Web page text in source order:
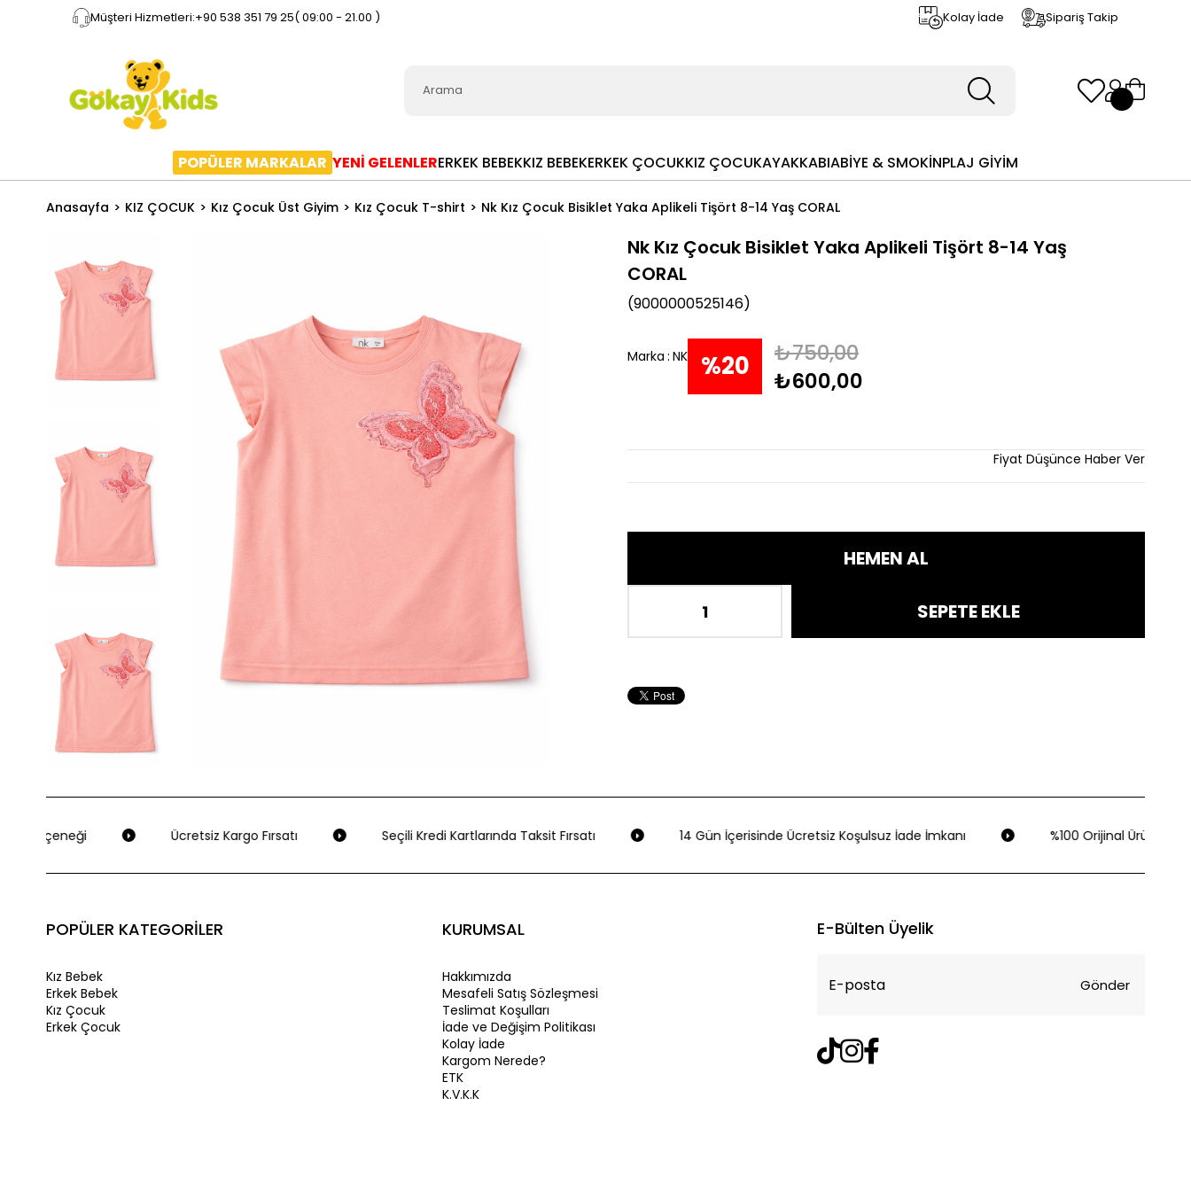
Müşteri Hizmetleri:+90 538 351 79 25( 09:00 - 21.00 ) Kolay İade Sipariş Takip
POPÜLER MARKALAR YENİ GELENLERERKEK BEBEKKIZ BEBEKERKEK ÇOCUKKIZ ÇOCUKAYAKKABIABİYE & SMOKİNPLAJ GİYİM
Anasayfa KIZ ÇOCUK Kız Çocuk Üst Giyim Kız Çocuk T-shirt Nk Kız Çocuk Bisiklet Yaka Aplikeli Tişört 8-14 Yaş CORAL
Nk Kız Çocuk Bisiklet Yaka Aplikeli Tişört 8-14 Yaş
CORAL
(9000000525146)
Marka : NK %20
₺750,00
₺600,00
Fiyat Düşünce Haber Ver
Seçeneği Ücretsiz Kargo Fırsatı Seçili Kredi Kartlarında Taksit Fırsatı 14 Gün İçerisinde Ücretsiz Koşulsuz İade İmkanı %100 Orijinal Ürün
POPÜLER KATEGORİLER
Kız Bebek
Erkek Bebek
Kız Çocuk
Erkek Çocuk
KURUMSAL
Hakkımızda
Mesafeli Satış Sözleşmesi
Teslimat Koşulları
İade ve Değişim Politikası
Kolay İade
Kargom Nerede?
ETK
K.V.K.K
E-Bülten Üyelik
Gönder